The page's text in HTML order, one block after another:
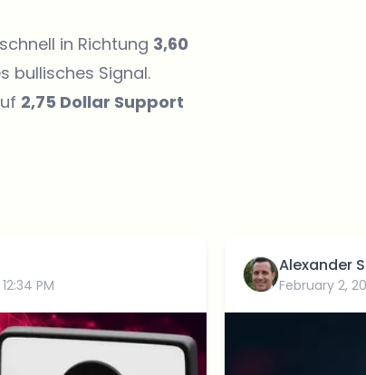
in Richtung 3,60
bullisches Signal.
2,75 Dollar Support
PM
Alexander
February 2,